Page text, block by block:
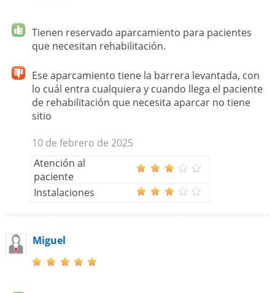
Tienen reservado aparcamiento para pacientes
que necesitan rehabilitación.
Ese aparcamiento tiene la barrera levantada, con
lo cuál entra cualquiera y cuando llega el paciente
de rehabilitación que necesita aparcar no tiene
sitio
10 de febrero de 2025
Atención al
paciente
Instalaciones
Miguel